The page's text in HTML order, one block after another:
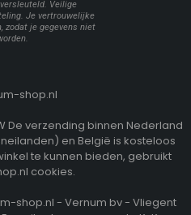
Veilige
Je vertrouwelijke
zodat je gegevens niet
shop.nl
De verzending binnen Nederland
en België is kosteloos
te kunnen bieden, gebruikt
cookies.
shop.nl - Vernum bv - Vliegent